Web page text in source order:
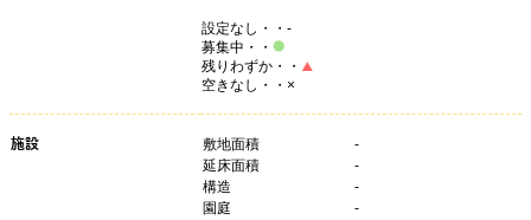
設定なし・・-
募集中・・
残りわずか・・
空きなし・・×
施設 敷地面積
-
延床面積
-
構造
-
園庭
-